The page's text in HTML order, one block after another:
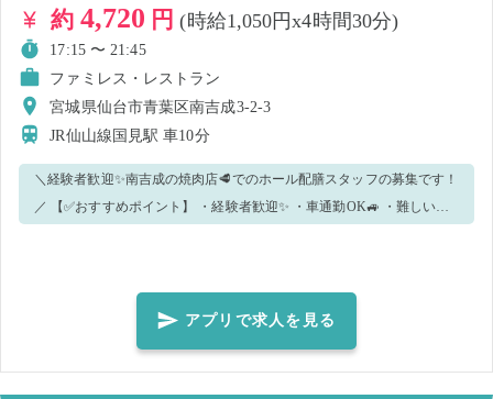
約 4,720 円(時給1,050円x4時間30分)
17:15 〜 21:45
ファミレス・レストラン
宮城県仙台市青葉区南吉成3-2-3
JR仙山線国見駅車10分
＼経験者歓迎✨南吉成の焼肉店🥩でのホール配膳スタッフの募集です！
／ 【✅おすすめポイント】 ・経験者歓迎✨ ・車通勤OK🚙 ・難しいオ
（おぼんを使用） ・料理のご提供 ・食器の片付け ・清掃 ・補充 など
【✅安心して働けます！！！】 経験者は大歓迎です🔰 しっかりフォロ
ーしますので初めての方でも問題ありません！
アプリで求人を見る